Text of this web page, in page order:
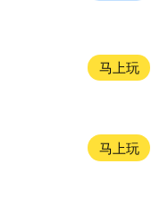
马上玩
马上玩